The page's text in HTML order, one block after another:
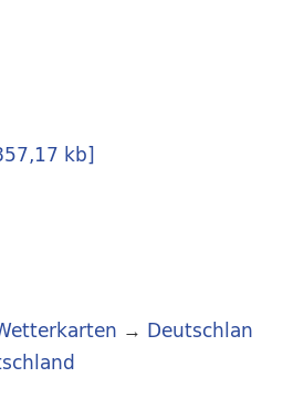
kb]
→ Deutschlan